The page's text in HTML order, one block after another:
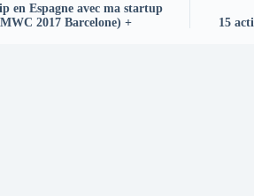
en Espagne avec ma startup
2017 Barcelone) +
15